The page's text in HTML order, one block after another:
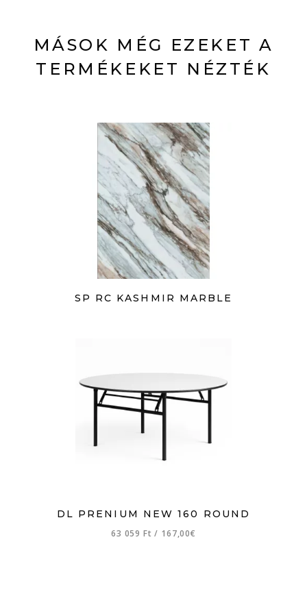
MÁSOK MÉG EZEKET A
TERMÉKEKET NÉZTÉK
SP RC KASHMIR MARBLE
DL PRENIUM NEW 160 ROUND
63 059 Ft/ 167,00€